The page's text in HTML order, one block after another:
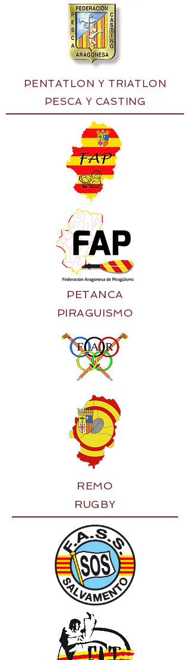
PENTATLON Y TRIATLON
PESCA Y CASTING
PETANCA
PIRAGUISMO
REMO
RUGBY